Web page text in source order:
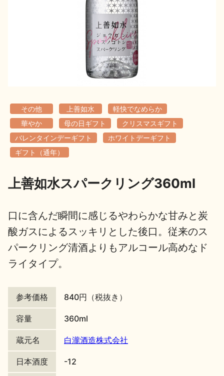
地酒解体新書
地酒川柳 地酒小説
日本酒の楽しみ方特集
その他 上善如水
軽快でなめらか
華やか
母の日ギフト
クリスマスギフト
バレンタインデーギフト
ホワイトデーギフト
ギフト（通年）
上善如水スパークリング360ml
口に含んだ瞬間に感じるやわらかな甘みと炭
酸ガスによるスッキリとした後口。従来のス
パークリング清酒よりもアルコール高めなド
ライタイプ。
参考価格 840円（税抜き）
容量 360ml
蔵元名 白瀧酒造株式会社
日本酒度 -12